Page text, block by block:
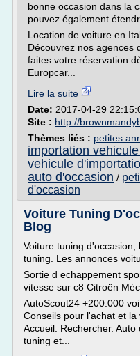
bonne occasion dans la
pouvez également
Location de voiture en
Découvrez nos agences
faites votre réservation
Europcar...
Lire la suite
Date: 2017-04-29
Site : http://
Thèmes liés : petites
importation
vehicule
auto d'occasion /
d'occasion
Voiture Tuning
Blog
Voiture tuning
tuning. Les annonces
Sortie d echappement
vitesse sur c8 Citroën
AutoScout24 +200.000
Conseils pour l'achat et la
Accueil. Rechercher.
tuning et...